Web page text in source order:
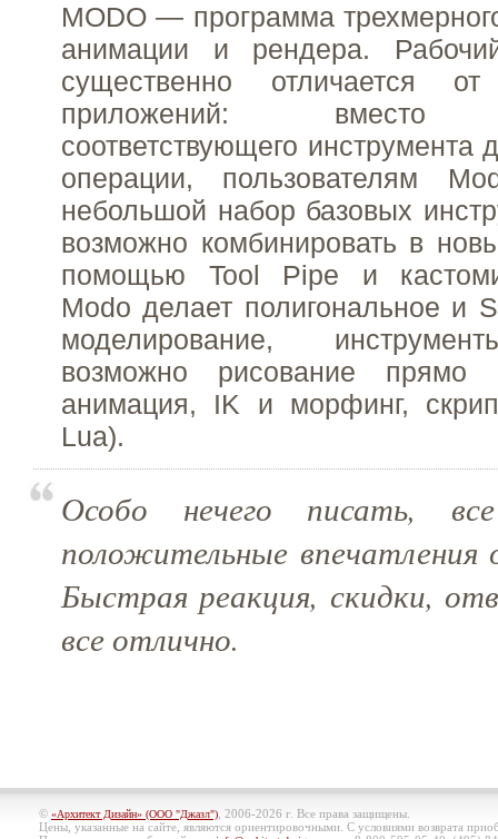
MODO — программа
анимации и рендера.
существенно отличается
приложений: вместо
соответствующего инструмента
операции, пользователям
небольшой набор базовых
возможно комбинировать в
помощью Tool Pipe и
Modo делает полигональное и
моделирование,
возможно рисование
анимация, IK и морфинг,
Lua).
Особо нечего писать,
положительные впечатления
Быстрая реакция, скидки,
все отлично.
© «Архитект Дизайн» (ООО "Джазл") , 2006-2026 г. Все права защищены.
Цены, указанные на сайте, являются ориентировочными. С условиями возврата